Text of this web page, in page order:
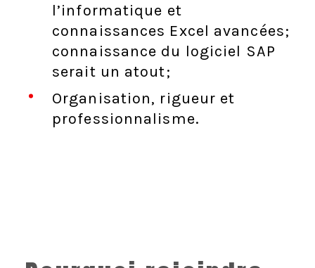
l’informatique et
connaissances Excel avancées;
connaissance du logiciel SAP
serait un atout;
Organisation, rigueur et
professionnalisme.